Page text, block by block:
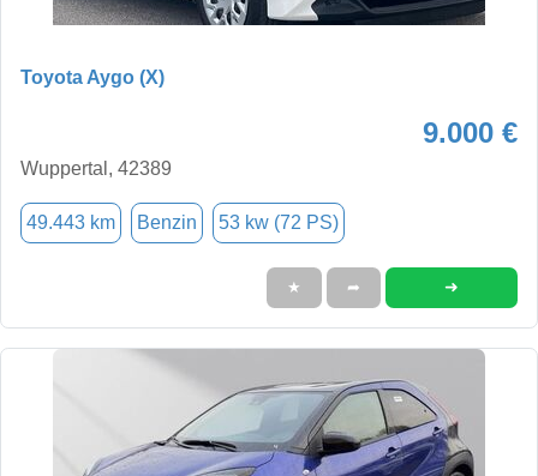
Toyota Aygo (X)
9.000 €
Wuppertal, 42389
49.443 km Benzin 53 kw (72 PS)
★ ➦ ➜